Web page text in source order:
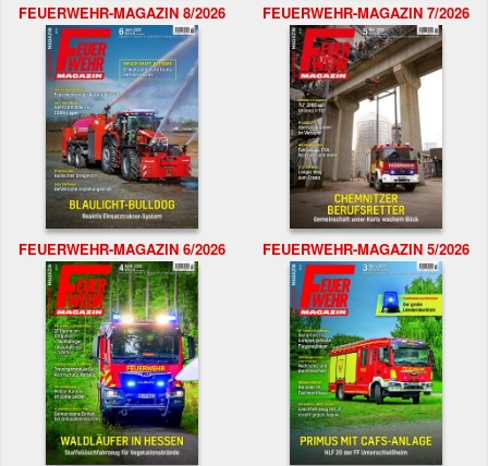
FEUERWEHR-MAGAZIN 8/2026 FEUERWEHR-MAGAZIN 7/2026
FEUERWEHR-MAGAZIN 6/2026 FEUERWEHR-MAGAZIN 5/2026